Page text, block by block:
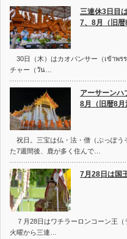
三連休3日目
7、8月（旧暦
30日（木）はカオパンサー（เข้าพร
チャー（วัน…
アーサーンハ
8月（旧暦8月
祝日。三宝は仏・法・僧（ぶっぽう
た7週間後、鹿が多く住んで…
7月28日は国
７月28日はワチラーロンコーン王（
火曜から三連…